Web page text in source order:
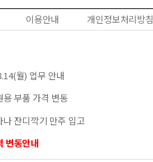
이용안내 개인정보처리방침
월) 업무 안내
용 부품 가격 변동
나 잔디깍기 만주 입고
변동안내